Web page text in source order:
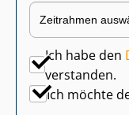
Ich habe den
verstanden.
Ich möchte